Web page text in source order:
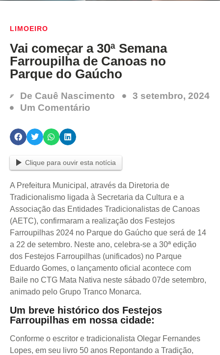
LIMOEIRO
Vai começar a 30ª Semana
Farroupilha de Canoas no
Parque do Gaúcho
De Cauê Nascimento
3 setembro, 2024
Um Comentário
Clique para ouvir esta notícia
A Prefeitura Municipal, através da Diretoria de
Tradicionalismo ligada à Secretaria da Cultura e a
Associação das Entidades Tradicionalistas de Canoas
(AETC), confirmaram a realização dos Festejos
Farroupilhas 2024 no Parque do Gaúcho que será de 14
a 22 de setembro. Neste ano, celebra-se a 30ª edição
dos Festejos Farroupilhas (unificados) no Parque
Eduardo Gomes, o lançamento oficial acontece com
Baile no CTG Mata Nativa neste sábado 07de setembro,
animado pelo Grupo Tranco Monarca.
Um breve histórico dos Festejos
Farroupilhas em nossa cidade:
Conforme o escritor e tradicionalista Olegar Fernandes
Lopes, em seu livro 50 anos Repontando a Tradição,